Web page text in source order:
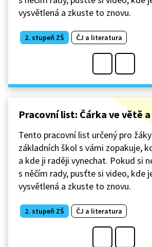
vysvětlená a zkuste to znovu.
2. stupeň ZŠ ČJ a literatura
Pracovní list: Čárka ve větě
Tento pracovní list určený pro
základních škol s vámi zopakuje,
a kde ji raději vynechat. Pokud si
s něčím rady, pusťte si video, kde
vysvětlená a zkuste to znovu.
2. stupeň ZŠ ČJ a literatura